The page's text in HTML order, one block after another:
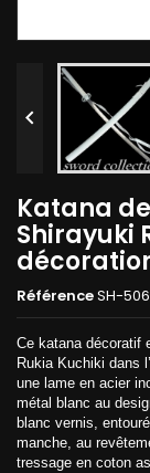

Katana
Shirayuki
RéférenceSH-506
Ce katana décoratif
Rukia Kuchiki dans
une lame en acier
métal blanc au
blanc vernis,
manche, au
tressage en coton